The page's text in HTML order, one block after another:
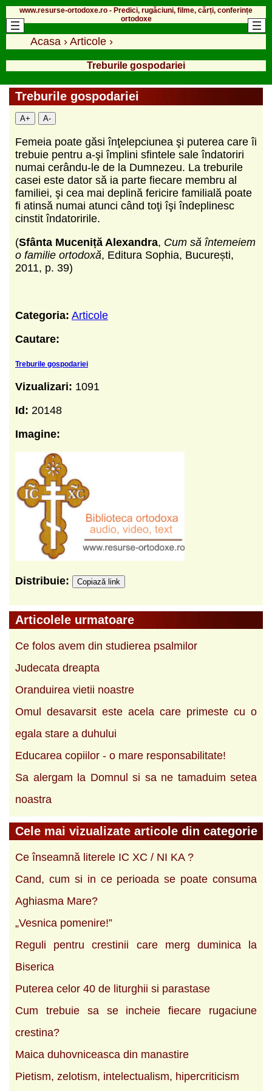
www.resurse-ortodoxe.ro - Predici, rugăciuni, filme, cărți, conferințe
ortodoxe
Acasa › Articole ›
Treburile gospodariei
Treburile gospodariei
A+ A-
Femeia poate găsi înţelepciunea şi puterea care îi
trebuie pentru a-şi împlini sfintele sale îndatoriri
numai cerându-le de la Dumnezeu. La treburile
casei este dator să ia parte fiecare membru al
familiei, şi cea mai deplină fericire familială poate
fi atinsă numai atunci când toţi îşi îndeplinesc
cinstit îndatoririle.
(Sfânta Muceniță Alexandra, Cum să întemeiem
o familie ortodoxă, Editura Sophia, București,
2011, p. 39)
Categoria: Articole
Cautare:
Treburile gospodariei
Vizualizari: 1091
Id: 20148
Imagine:
Distribuie: Copiază link
Articolele urmatoare
Ce folos avem din studierea psalmilor
Judecata dreapta
Oranduirea vietii noastre
Omul desavarsit este acela care primeste cu o
egala stare a duhului
Educarea copiilor - o mare responsabilitate!
Sa alergam la Domnul si sa ne tamaduim setea
noastra
Cele mai vizualizate articole din categorie
Ce înseamnă literele IC XC / NI KA ?
Cand, cum si in ce perioada se poate consuma
Aghiasma Mare?
„Vesnica pomenire!”
Reguli pentru crestinii care merg duminica la
Biserica
Puterea celor 40 de liturghii si parastase
Cum trebuie sa se incheie fiecare rugaciune
crestina?
Maica duhovniceasca din manastire
Pietism, zelotism, intelectualism, hipercriticism